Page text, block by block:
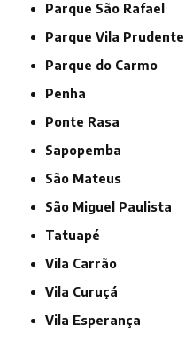
Parque São Rafael
Parque Vila Prudente
Parque do Carmo
Penha
Ponte Rasa
Sapopemba
São Mateus
São Miguel Paulista
Tatuapé
Vila Carrão
Vila Curuçá
Vila Esperança